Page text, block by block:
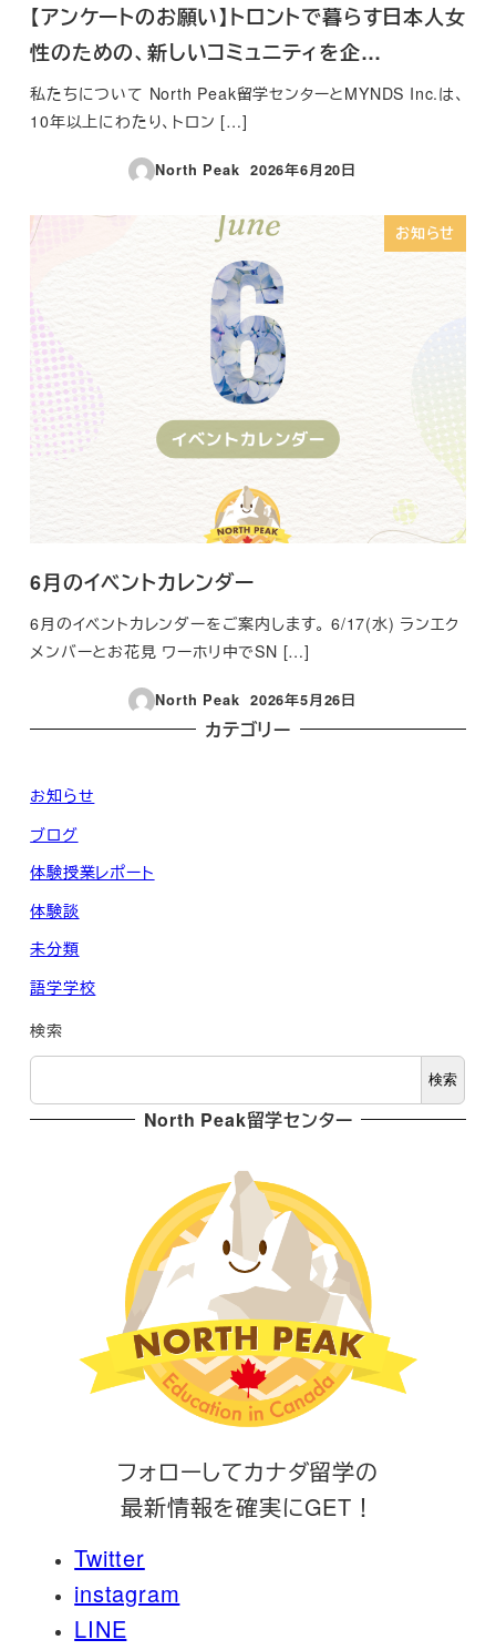
【アンケートのお願い】トロントで暮らす日本人女
性のための、新しいコミュニティを企…
私たちについて North Peak留学センターとMYNDS Inc.は、
10年以上にわたり、トロン […]
North Peak
投稿日
2026年6月20日
お知らせ
6月のイベントカレンダー
6月のイベントカレンダーをご案内します。 6/17(水) ランエク
メンバーとお花見 ワーホリ中でSN […]
North Peak
投稿日
2026年5月26日
カテゴリー
お知らせ
ブログ
体験授業レポート
体験談
未分類
語学学校
検索
検索
North Peak留学センター
フォローしてカナダ留学の
最新情報を確実にGET！
Twitter
instagram
LINE